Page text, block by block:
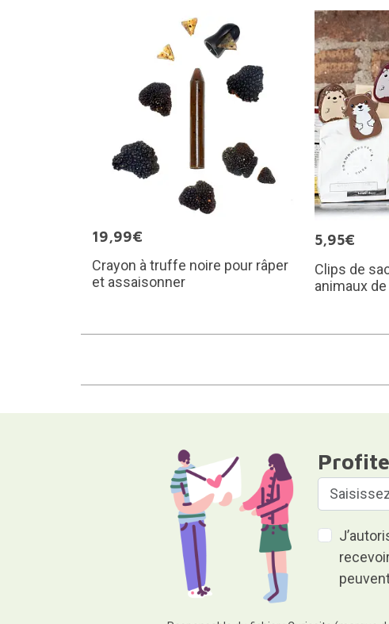
19,99€
Crayon à truffe noire pour râper
et assaisonner
5,95€
Clips de
animaux